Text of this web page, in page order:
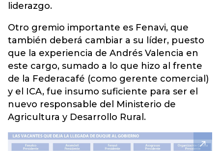
liderazgo.
Otro gremio importante es Fenavi, que
también deberá cambiar a su líder, puesto
que la experiencia de Andrés Valencia en
este cargo, sumado a lo que hizo al frente
de la Federacafé (como gerente comercial)
y el ICA, fue insumo suficiente para ser el
nuevo responsable del Ministerio de
Agricultura y Desarrollo Rural.